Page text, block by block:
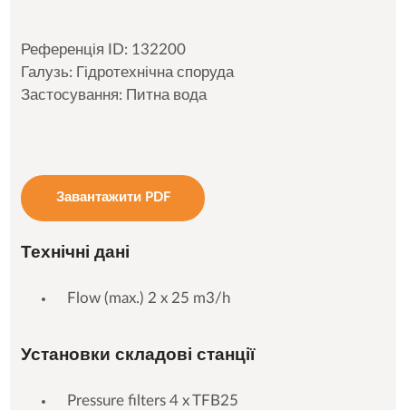
Референція ID: 132200
Галузь: Гідротехнічна споруда
Застосування: Питна вода
Завантажити PDF
Технічні дані
Flow (max.) 2 x 25 m3/h
Установки складові станції
Pressure filters 4 x TFB25